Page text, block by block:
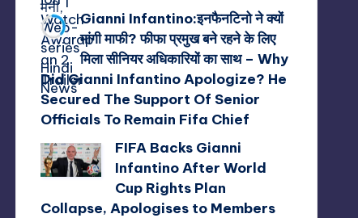
Gianni Infantino:इनफैनटिनो ने क्यों
मांगी माफी? फीफा प्रमुख बने रहने के लिए
मिला सीनियर अधिकारियों का साथ – Why
Did Gianni Infantino Apologize? He
Secured The Support Of Senior
Officials To Remain Fifa Chief
FIFA Backs Gianni
Infantino After World
Cup Rights Plan
Collapse, Apologises to Members